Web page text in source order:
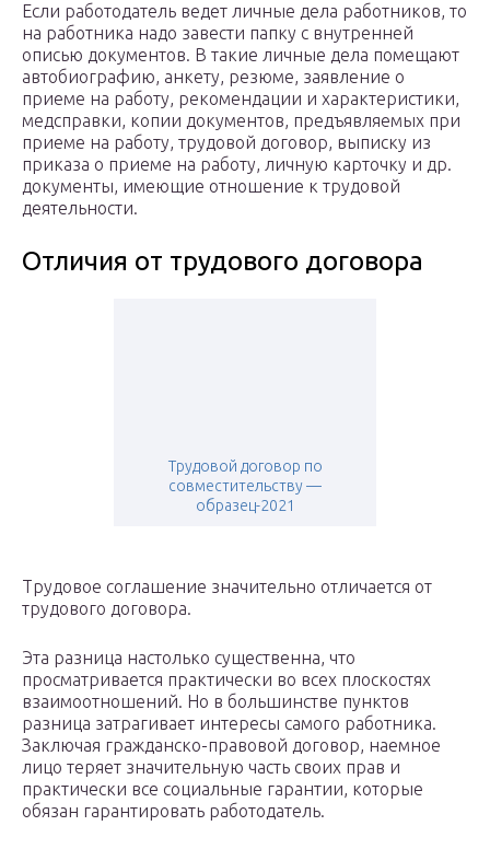
Если работодатель ведет личные дела работников, то
на работника надо завести папку с внутренней
описью документов. В такие личные дела помещают
автобиографию, анкету, резюме, заявление о
приеме на работу, рекомендации и характеристики,
медсправки, копии документов, предъявляемых при
приеме на работу, трудовой договор, выписку из
приказа о приеме на работу, личную карточку и др.
документы, имеющие отношение к трудовой
деятельности.
Отличия от трудового договора
Трудовой договор по
совместительству —
образец-2021
Трудовое соглашение значительно отличается от
трудового договора.
Эта разница настолько существенна, что
просматривается практически во всех плоскостях
взаимоотношений. Но в большинстве пунктов
разница затрагивает интересы самого работника.
Заключая гражданско-правовой договор, наемное
лицо теряет значительную часть своих прав и
практически все социальные гарантии, которые
обязан гарантировать работодатель.